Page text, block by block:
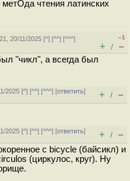
чтения латинских
20/11/2025 [^] [^^] [^^^]
–1
+ / –
"чикл", а всегда был
2025 [^] [^^] [^^^] [ответить]
+ / –
2025 [^] [^^] [^^^] [ответить]
+ / –
с bicycle (байсикл) и
(циркулос, круг). Ну